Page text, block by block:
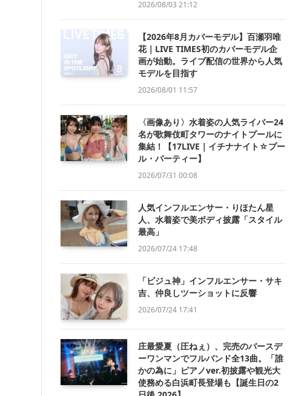
2026/08/03 21:12
【2026年8月カバーモデル】百瀬羽唯
花｜LIVE TIMES初のカバーモデル企
画が始動。ライブ配信の世界から人気
モデルを目指す
2026/08/01 11:57
〈画像あり〉水着姿の人気ライバー24
名が歌舞伎町タワーのナイトプールに
集結！【17LIVE｜イチナナイト☆プー
ル・パーティー】
2026/07/31 00:08
人気インフルエンサー・りほたん星
人、水着姿で美ボディ披露「スタイル
最高」
2026/07/24 17:48
「ビジュ神」インフルエンサー・サキ
吉、仲良しツーショットに反響
2026/07/24 17:41
庄最愛夏（圧ねぇ）、完売のバースデ
ーワンマンでフルバンド全13曲。「誰
かの為に」ピアノver.初披露や観光大
使務める白浜町長登場も【誕生日の2